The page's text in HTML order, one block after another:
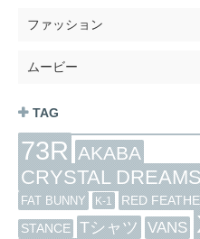
ファッション
ムービー
TAG
73R AKABA
CRYSTAL
FAT BUNNY K-1 RED
STANCE Tシャツ VANS